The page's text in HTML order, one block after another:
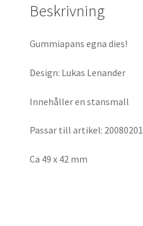
Beskrivning
Gummiapans egna dies!
Design: Lukas Lenander
Innehåller en stansmall
Passar till artikel: 20080201
Ca 49 x 42 mm